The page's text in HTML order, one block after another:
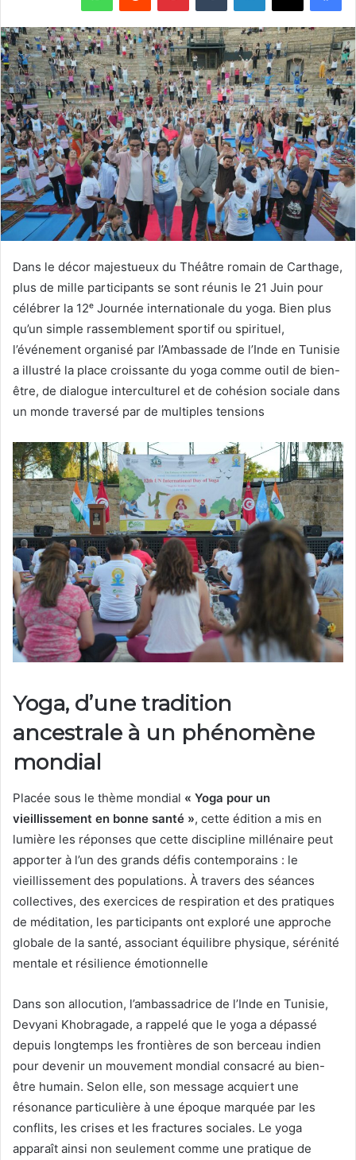
Dans le décor majestueux du Théâtre romain de Carthage,
plus de mille participants se sont réunis le 21 Juin pour
célébrer la 12ᵉ Journée internationale du yoga. Bien plus
qu’un simple rassemblement sportif ou spirituel,
l’événement organisé par l’Ambassade de l’Inde en Tunisie
a illustré la place croissante du yoga comme outil de bien-
être, de dialogue interculturel et de cohésion sociale dans
un monde traversé par de multiples tensions
Yoga, d’une tradition
ancestrale à un phénomène
mondial
Placée sous le thème mondial « Yoga pour un
vieillissement en bonne santé », cette édition a mis en
lumière les réponses que cette discipline millénaire peut
apporter à l’un des grands défis contemporains : le
vieillissement des populations. À travers des séances
collectives, des exercices de respiration et des pratiques
de méditation, les participants ont exploré une approche
globale de la santé, associant équilibre physique, sérénité
mentale et résilience émotionnelle
Dans son allocution, l’ambassadrice de l’Inde en Tunisie,
Devyani Khobragade, a rappelé que le yoga a dépassé
depuis longtemps les frontières de son berceau indien
pour devenir un mouvement mondial consacré au bien-
être humain. Selon elle, son message acquiert une
résonance particulière à une époque marquée par les
conflits, les crises et les fractures sociales. Le yoga
apparaît ainsi non seulement comme une pratique de